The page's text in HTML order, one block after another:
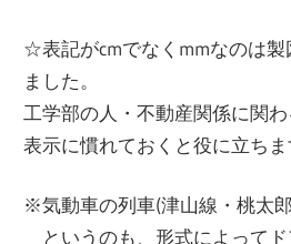
☆表記がcmでなくmmなのは製
ました。
工学部の人・不動産関係に関
表示に慣れておくと役に立ち
※気動車の列車(津山線・桃太
というのも、形式によってド